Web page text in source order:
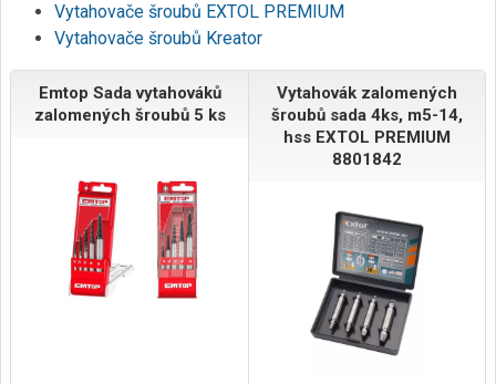
Vytahovače šroubů EXTOL PREMIUM
Vytahovače šroubů Kreator
Emtop Sada vytahováků
zalomených šroubů 5 ks
Vytahovák zalomených
šroubů sada 4ks, m5-14,
hss EXTOL PREMIUM
8801842